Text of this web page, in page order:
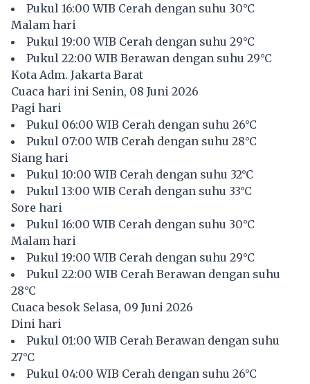
Pukul 16:00 WIB Cerah dengan suhu 30°C
Malam hari
Pukul 19:00 WIB Cerah dengan suhu 29°C
Pukul 22:00 WIB Berawan dengan suhu 29°C
Kota Adm. Jakarta Barat
Cuaca hari ini Senin, 08 Juni 2026
Pagi hari
Pukul 06:00 WIB Cerah dengan suhu 26°C
Pukul 07:00 WIB Cerah dengan suhu 28°C
Siang hari
Pukul 10:00 WIB Cerah dengan suhu 32°C
Pukul 13:00 WIB Cerah dengan suhu 33°C
Sore hari
Pukul 16:00 WIB Cerah dengan suhu 30°C
Malam hari
Pukul 19:00 WIB Cerah dengan suhu 29°C
Pukul 22:00 WIB Cerah Berawan dengan suhu
28°C
Cuaca besok Selasa, 09 Juni 2026
Dini hari
Pukul 01:00 WIB Cerah Berawan dengan suhu
27°C
Pukul 04:00 WIB Cerah dengan suhu 26°C